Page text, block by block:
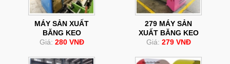
MÁY SẢN XUẤT
BĂNG KEO
Giá: 280 VNĐ
279 MÁY SẢN
XUẤT BĂNG KEO
Giá: 279 VNĐ